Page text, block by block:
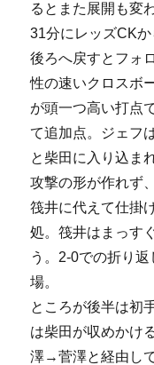
るとまた展開も変
31分にレッズCK
後ろへ戻すとフォ
性の速いクロスボ
が頭一つ高い打点
て追加点。ジェフ
と柴田に入り込ま
攻撃の形が作れず
筏井に代えて仕掛
処。筏井はまっす
う。2-0での折り
場。
ところが後半は初
は柴田が収めかけ
澤→菅澤と経由し